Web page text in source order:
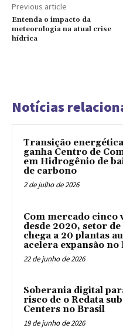
Previous article
Entenda o impacto da
meteorologia na atual crise
hídrica
Notícias
Transição
ganha Centro de
em Hidrogênio de
de carbono
2 de julho de 2026
Com mercado cinco
desde 2020, setor
chega a 20 plantas
acelera expansão no
22 de junho de 2026
Soberania digital
risco de o Redata
Centers no Brasil
19 de junho de 2026